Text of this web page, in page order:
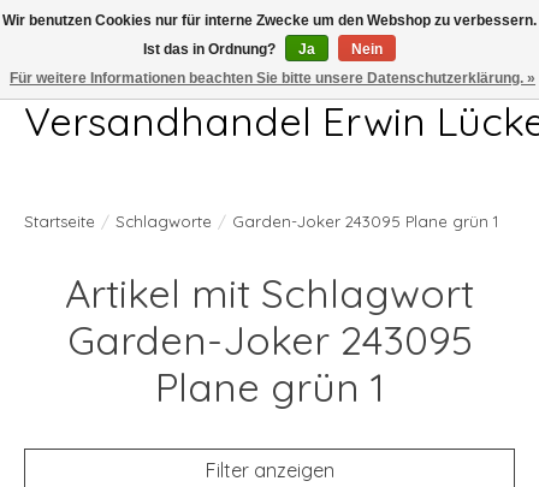
Telefon 04407 715872 MO-DO 7.00-17.00Uhr FR 7.00-13.00Uhr
Versandhandel Erwin
Startseite / Schlagworte / Garden-Joker 243095 Plane grün 1
Artikel mit Schlagwort
Garden-Joker 243095
Plane grün 1
Filter anzeigen
Wir benutzen Cookies nur für interne Zwecke um den Webshop zu verbessern.
Ist das in Ordnung?
Ja
Nein
Für weitere Informationen beachten Sie bitte unsere Datenschutzerklärung. »